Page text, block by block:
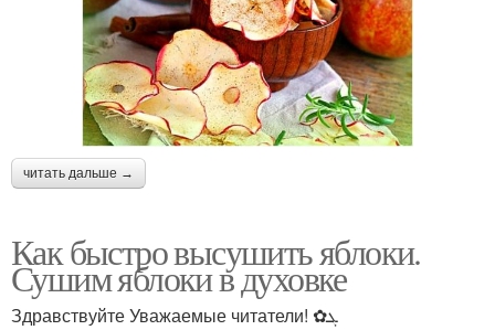
читать дальше →
Как быстро высушить яблоки.
Сушим яблоки в духовке
Здравствуйте Уважаемые читатели! ✿ܓ